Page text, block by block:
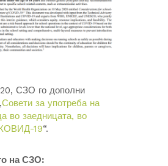
СЗО го дополни
Совети за употреба на
во заедницата, во
КОВИД-19“.
на СЗО: